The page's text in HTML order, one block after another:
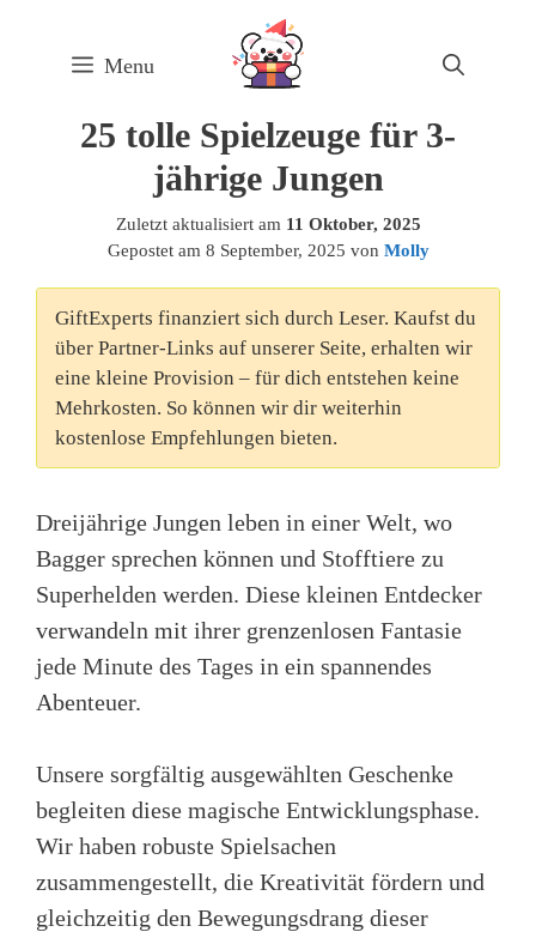
Menu
25 tolle Spielzeuge für 3-
jährige Jungen
Zuletzt aktualisiert am 11 Oktober, 2025
Gepostet am 8 September, 2025 von Molly
GiftExperts finanziert sich durch Leser. Kaufst du
über Partner-Links auf unserer Seite, erhalten wir
eine kleine Provision – für dich entstehen keine
Mehrkosten. So können wir dir weiterhin
kostenlose Empfehlungen bieten.
Dreijährige Jungen leben in einer Welt, wo
Bagger sprechen können und Stofftiere zu
Superhelden werden. Diese kleinen Entdecker
verwandeln mit ihrer grenzenlosen Fantasie
jede Minute des Tages in ein spannendes
Abenteuer.
Unsere sorgfältig ausgewählten Geschenke
begleiten diese magische Entwicklungsphase.
Wir haben robuste Spielsachen
zusammengestellt, die Kreativität fördern und
gleichzeitig den Bewegungsdrang dieser